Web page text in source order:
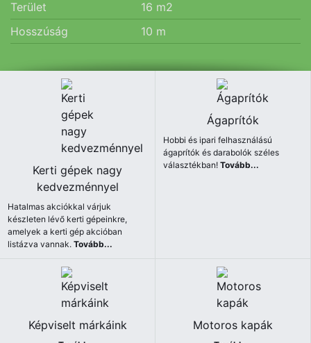
Terület 16 m2
Hosszúság
10 m
Kerti gépek nagy
kedvezménnyel
Hatalmas akciókkal várjuk
készleten lévő kerti gépeinkre,
amelyek a kerti gép akcióban
listázva vannak.Tovább...
Ágaprítók
Hobbi és ipari felhasználású
ágaprítók és darabolók széles
választékban!Tovább...
Képviselt márkáink Motoros kapák